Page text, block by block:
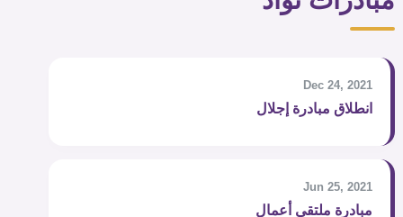
Dec 24, 2021
انطلاق مبادرة إجلال
Jun 25, 2021
مبادرة ملتقى أعمال